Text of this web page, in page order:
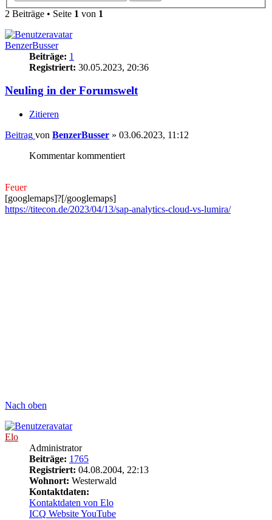
2 Beiträge • Seite 1 von 1
BenzerBusser
Beiträge: 1
Registriert: 30.05.2023, 20:36
Neuling in der Forumswelt
Zitieren
Beitrag von BenzerBusser » 03.06.2023, 11:12
Kommentar kommentiert
Feuer
[googlemaps]?[/googlemaps]
https://titecon.de/2023/04/13/sap-analytics-cloud-vs-lumira/
Nach oben
Elo
Administrator
Beiträge: 1765
Registriert: 04.08.2004, 22:13
Wohnort: Westerwald
Kontaktdaten:
Kontaktdaten von Elo
ICQ WebsiteYouTube